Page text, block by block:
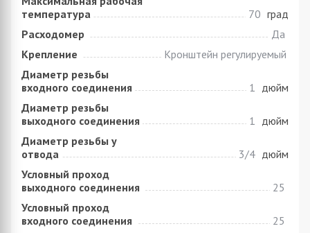
температура
70 град
Расходомер
Да
Крепление
Кронштейн регулируемый
Диаметр резьбы
входного соединения
1 дюйм
Диаметр резьбы
выходного соединения
1 дюйм
Диаметр резьбы у
отвода
3/4 дюйм
Условный проход
выходного соединения
25
Условный проход
входного соединения
25